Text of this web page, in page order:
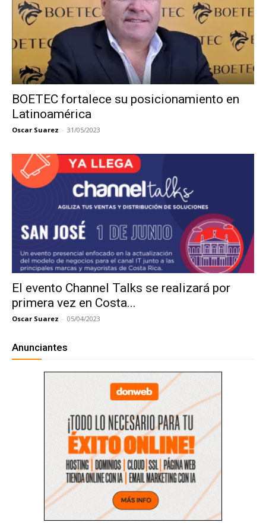
BOETEC fortalece su posicionamiento en
Latinoamérica
Oscar Suarez - 31/05/2023
El evento Channel Talks se realizará por
primera vez en Costa...
Oscar Suarez - 05/04/2023
Anunciantes